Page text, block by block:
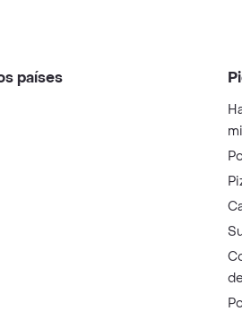
países
mi